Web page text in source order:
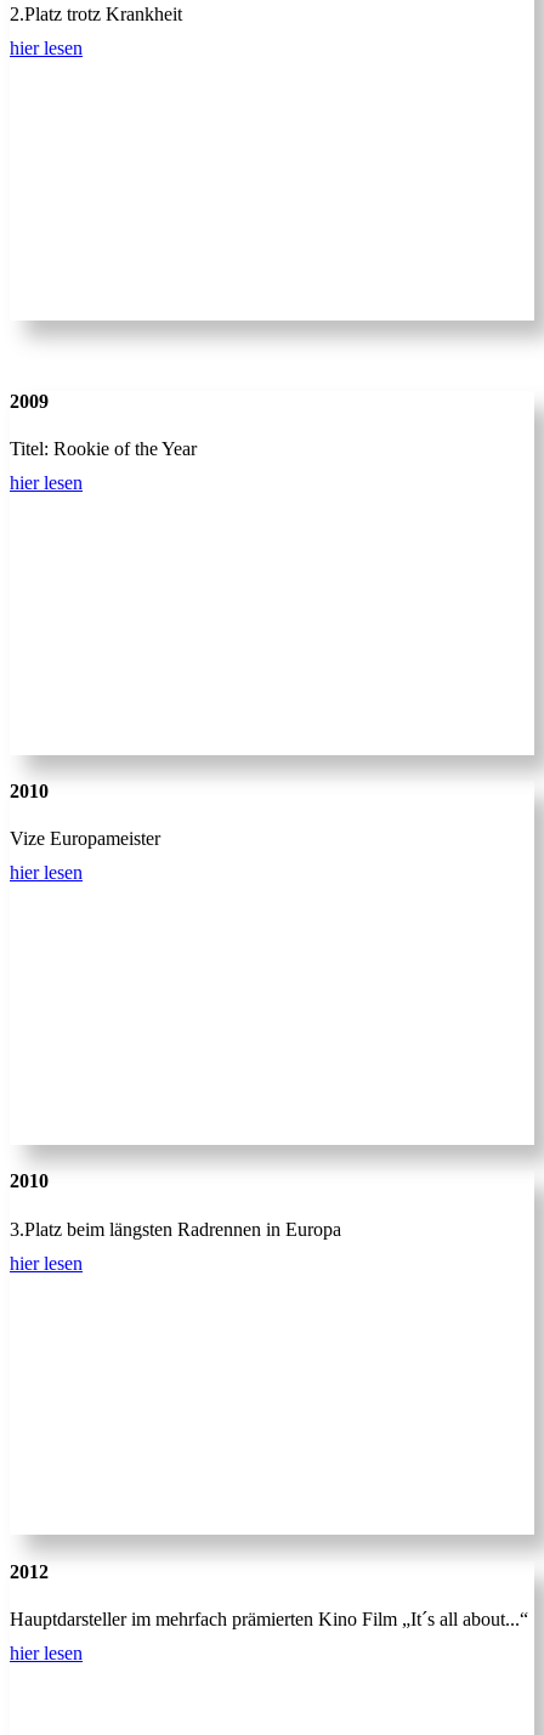
2.Platz trotz Krankheit
hier lesen
2009
Titel: Rookie of the Year
hier lesen
2010
Vize Europameister
hier lesen
2010
3.Platz beim längsten Radrennen in Europa
hier lesen
2012
Hauptdarsteller im mehrfach prämierten Kino Film „It´s all about...“
hier lesen